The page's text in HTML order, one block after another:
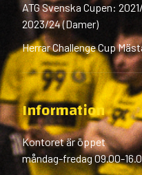
ATG Svenska Cupen:
2023/24 (Damer)
Herrar Challenge Cup
Information
Kontoret är öppet
måndag-fredag 09.00-